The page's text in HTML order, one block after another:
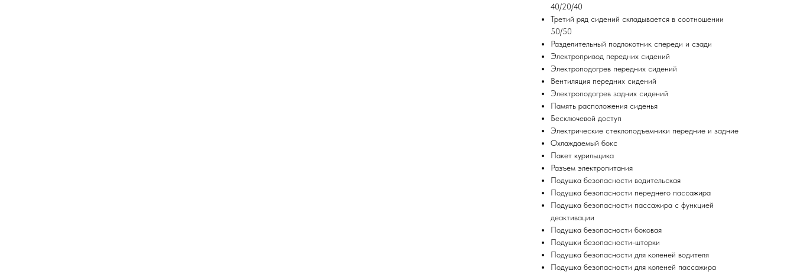
40/20/40
Третий ряд сидений складывается в соотношении
50/50
Разделительный подлокотник спереди и сзади
Электропривод передних сидений
Электроподогрев передних сидений
Вентиляция передних сидений
Электроподогрев задних сидений
Память расположения сиденья
Бесключевой доступ
Электрические стеклоподъемники передние и задние
Охлаждаемый бокс
Пакет курильщика
Разъем электропитания
Подушка безопасности водительская
Подушка безопасности переднего пассажира
Подушка безопасности пассажира с функцией
деактивации
Подушка безопасности боковая
Подушки безопасности-шторки
Подушка безопасности для коленей водителя
Подушка безопасности для коленей пассажира